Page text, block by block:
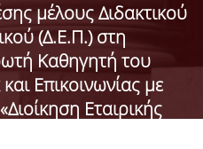
μέλους Διδακτικού
(Δ.Ε.Π.) στη
Καθηγητή του
Επικοινωνίας με
Εταιρικής